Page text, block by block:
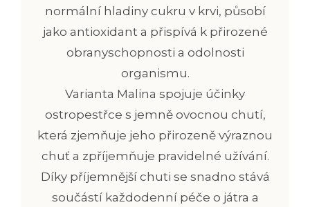
normální hladiny cukru v krvi, působí
jako antioxidant a přispívá k přirozené
obranyschopnosti a odolnosti
organismu.
Varianta Malina spojuje účinky
ostropestřce s jemně ovocnou chutí,
která zjemňuje jeho přirozeně výraznou
chuť a zpříjemňuje pravidelné užívání.
Díky příjemnější chuti se snadno stává
součástí každodenní péče o játra a